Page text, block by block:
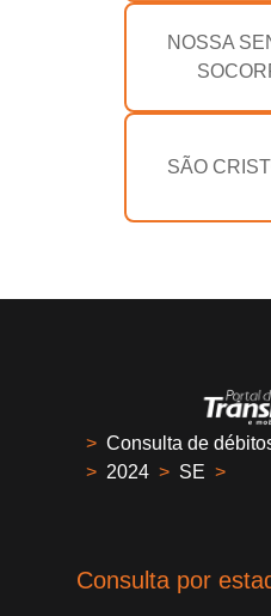
NOSSA
SÃO
> Consulta de
> 2024 > SE >
Consulta por